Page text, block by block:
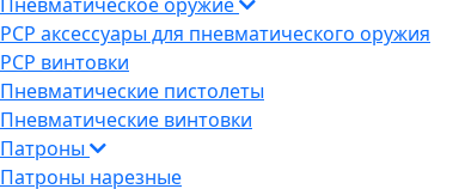
PCP аксессуары для пневматического оружия
PCP винтовки
Пневматические пистолеты
Пневматические винтовки
Патроны
Патроны нарезные